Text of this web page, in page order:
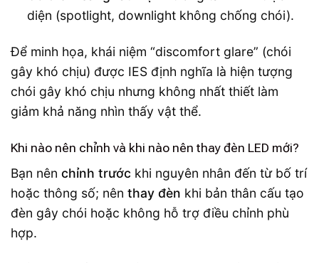
diện (spotlight, downlight không chống chói).
Để minh họa, khái niệm “discomfort glare” (chói
gây khó chịu) được IES định nghĩa là hiện tượng
chói gây khó chịu nhưng không nhất thiết làm
giảm khả năng nhìn thấy vật thể.
Khi nào nên chỉnh và khi nào nên thay đèn LED mới?
Bạn nên chỉnh trước khi nguyên nhân đến từ bố trí
hoặc thông số; nên thay đèn khi bản thân cấu tạo
đèn gây chói hoặc không hỗ trợ điều chỉnh phù
hợp.